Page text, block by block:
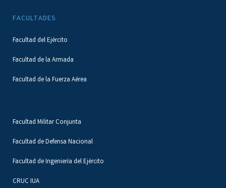
FACULTADES
Facultad del Ejército
Facultad de la Armada
Facultad de la Fuerza Aérea
Facultad Militar Conjunta
Facultad de Defensa Nacional
Facultad de Ingeniería del Ejército
CRUC IUA